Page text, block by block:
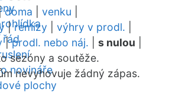
řád
novináře
plochy
doma venku
|remízy výhry v prodl.
|prodl. nebo náj. s nulou
sezóny a soutěže.
nevyhovuje žádný zápas.